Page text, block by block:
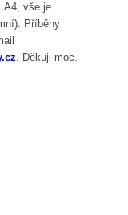
A4, vše je
Příběhy
. Děkuji moc.